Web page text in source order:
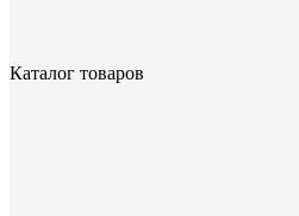
Каталог товаров